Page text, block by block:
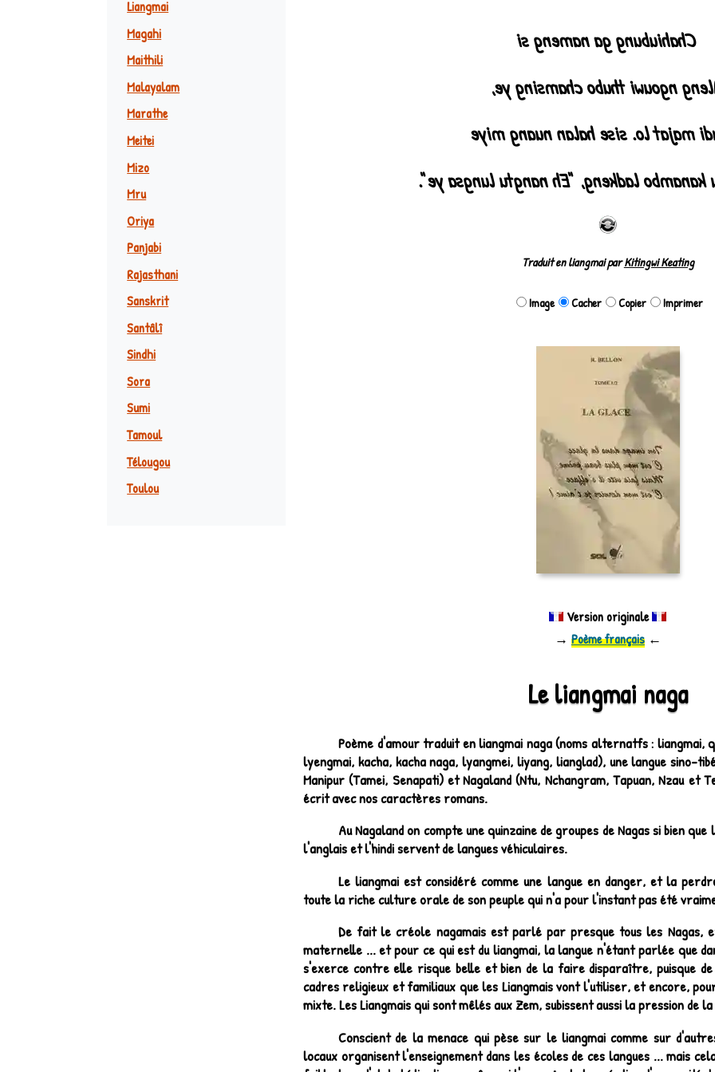
Liangmai
Magahi
Maithili
Malayalam
Marathe
Meitei
Mizo
Mru
Oriya
Panjabi
Rajasthani
Sanskrit
Santâlî
Sindhi
Sora
Sumi
Tamoul
Télougou
Toulou
Chahiubung ga nameng si
Aleng ngouwi thubo chamsing
Chiudi majat lo. sise halan nuang
Sise niu agu kanambo ladkeng, "Eh
Traduit en liangmai parKitingwi Keating
Image Cacher Copier Imprimer
Version originale
→ Poème français←
Le liangmai naga
Poème d'amour traduit en liangmai naga (noms alternatfs : liangmai,
lyengmai, kacha, kacha naga, lyangmei, liyang, lianglad), une langue sino-
Manipur (Tamei, Senapati) et Nagaland (Ntu, Nchangram, Tapuan, Nzau et
écrit avec nos caractères romans.
Au Nagaland on compte une quinzaine de groupes de Nagas si bien
l'anglais et l'hindi servent de langues véhiculaires.
Le liangmai est considéré comme une langue en danger, et la
toute la riche culture orale de son peuple qui n'a pour l'instant pas été
De fait le créole nagamais est parlé par presque tous les Nagas,
maternelle ... et pour ce qui est du liangmai, la langue n'étant parlée que
s'exerce contre elle risque belle et bien de la faire disparaître, puisque
cadres religieux et familiaux que les Liangmais vont l'utiliser, et encore,
mixte. Les Liangmais qui sont mêlés aux Zem, subissent aussi la pression de
Conscient de la menace qui pèse sur le liangmai comme sur
locaux organisent l'enseignement dans les écoles de ces langues ... mais